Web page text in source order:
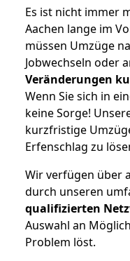
Es ist nicht immer
Aachen lange im
müssen Umzüge
Jobwechseln oder
Veränderungen
Wenn Sie sich in
keine Sorge!
kurzfristige
Erfenschlag zu
Wir verfügen über
durch unseren
qualifizierten
Auswahl an
Problem löst.